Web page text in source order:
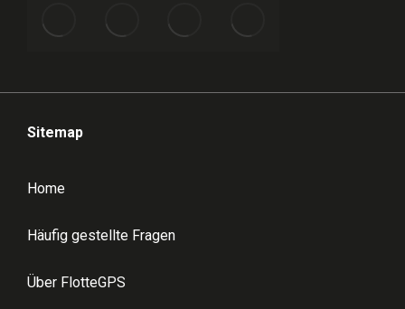
Sitemap
Home
Häufig gestellte Fragen
Über FlotteGPS